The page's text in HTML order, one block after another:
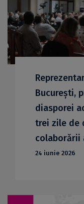
București,
diasporei
trei zile de
colaborării
24 iunie 2026